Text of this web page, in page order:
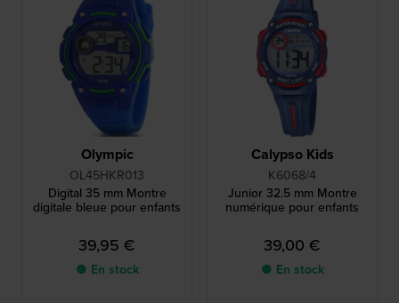
Olympic
OL45HKR013
Digital 35 mm Montre
digitale bleue pour enfants
39,95 €
● En stock
Calypso Kids
K6068/4
Junior 32.5 mm Montre
numérique pour enfants
39,00 €
● En stock